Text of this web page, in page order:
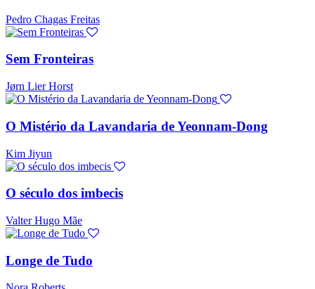
Pedro Chagas Freitas
Sem Fronteiras
Jørn Lier Horst
O Mistério da Lavandaria de Yeonnam-Dong
Kim Jiyun
O século dos imbecis
Valter Hugo Mãe
Longe de Tudo